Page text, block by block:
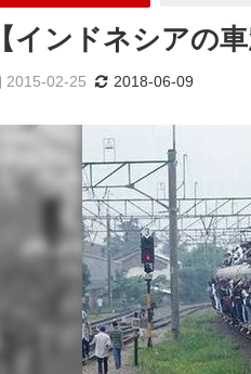
【インドネシアの
2015-02-25 2018-06-09